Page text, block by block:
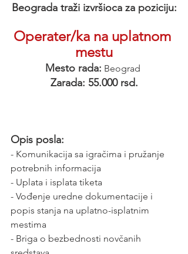
Beograda traži izvršioca za poziciju:
Operater/ka na uplatnom
mestu
Mesto rada: Beograd
Zarada: 55.000 rsd.
Opis posla:
- Komunikacija sa igračima i pružanje
potrebnih informacija
- Uplata i isplata tiketa
- Vođenje uredne dokumentacije i
popis stanja na uplatno-isplatnim
mestima
- Briga o bezbednosti novčanih